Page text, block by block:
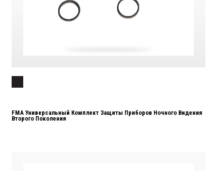
FMA Универсальный Комплект Защиты Приборов Ночного Видения
Второго Поколения